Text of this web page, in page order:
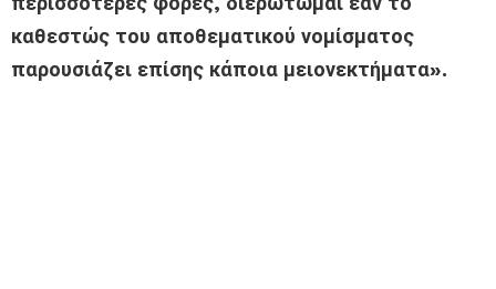
καθεστώς του αποθεματικού νομίσματος
παρουσιάζει επίσης κάποια μειονεκτήματα».